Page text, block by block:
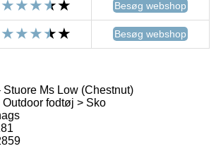
Besøg webshop
Besøg webshop
Stuore Ms Low (Chestnut)
fodtøj > Sko